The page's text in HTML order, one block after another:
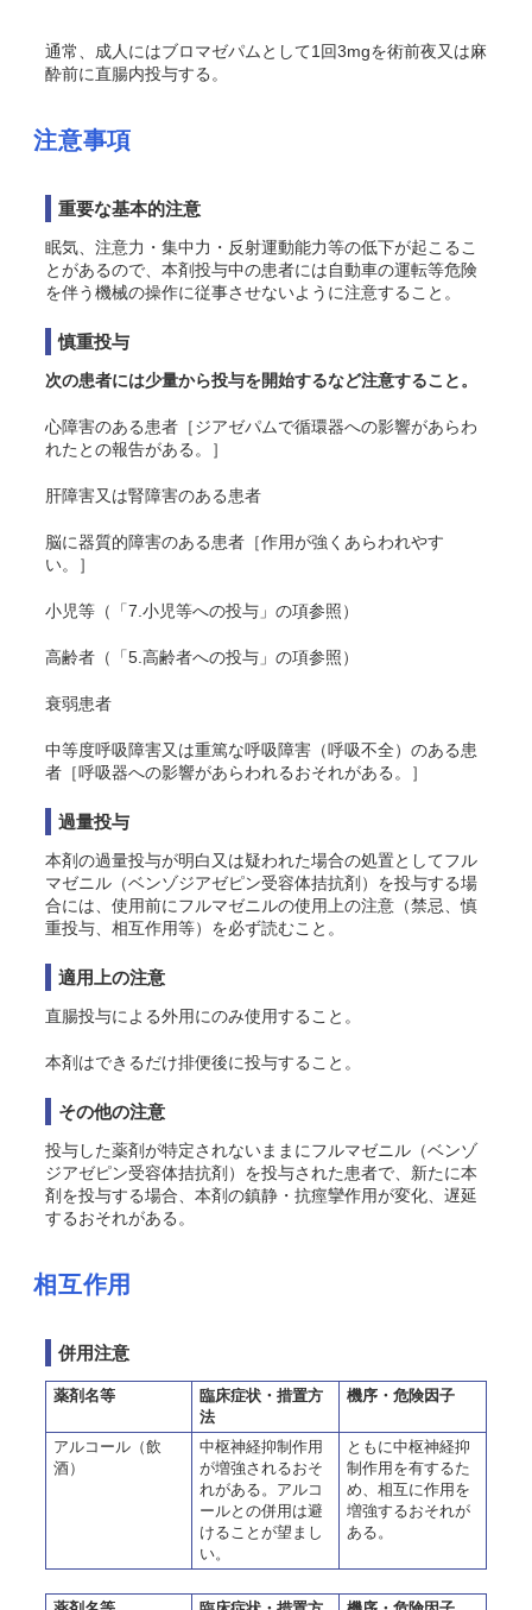
通常、成人にはブロマゼパムとして1回3mgを術前夜又は麻
酔前に直腸内投与する。
注意事項
重要な基本的注意
眠気、注意力・集中力・反射運動能力等の低下が起こるこ
とがあるので、本剤投与中の患者には自動車の運転等危険
を伴う機械の操作に従事させないように注意すること。
慎重投与
次の患者には少量から投与を開始するなど注意すること。
心障害のある患者［ジアゼパムで循環器への影響があらわ
れたとの報告がある。］
肝障害又は腎障害のある患者
脳に器質的障害のある患者［作用が強くあらわれやす
い。］
小児等（「7.小児等への投与」の項参照）
高齢者（「5.高齢者への投与」の項参照）
衰弱患者
中等度呼吸障害又は重篤な呼吸障害（呼吸不全）のある患
者［呼吸器への影響があらわれるおそれがある。］
過量投与
本剤の過量投与が明白又は疑われた場合の処置としてフル
マゼニル（ベンゾジアゼピン受容体拮抗剤）を投与する場
合には、使用前にフルマゼニルの使用上の注意（禁忌、慎
重投与、相互作用等）を必ず読むこと。
適用上の注意
直腸投与による外用にのみ使用すること。
本剤はできるだけ排便後に投与すること。
その他の注意
投与した薬剤が特定されないままにフルマゼニル（ベンゾ
ジアゼピン受容体拮抗剤）を投与された患者で、新たに本
剤を投与する場合、本剤の鎮静・抗痙攣作用が変化、遅延
するおそれがある。
相互作用
併用注意
薬剤名等
臨床症状・措置方
法
機序・危険因子
アルコール（飲
酒）
中枢神経抑制作用
が増強されるおそ
れがある。アルコ
ールとの併用は避
けることが望まし
い。
ともに中枢神経抑
制作用を有するた
め、相互に作用を
増強するおそれが
ある。